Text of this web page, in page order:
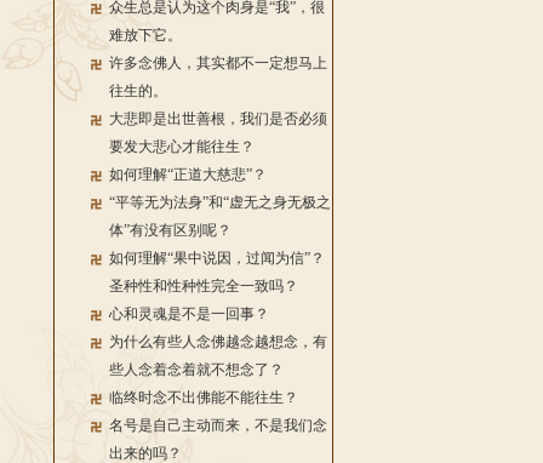
众生总是认为这个肉身是“我”，很
难放下它。
许多念佛人，其实都不一定想马上
往生的。
大悲即是出世善根，我们是否必须
要发大悲心才能往生？
如何理解“正道大慈悲”？
“平等无为法身”和“虚无之身无极之
体”有没有区别呢？
如何理解“果中说因，过闻为信”？
圣种性和性种性完全一致吗？
心和灵魂是不是一回事？
为什么有些人念佛越念越想念，有
些人念着念着就不想念了？
临终时念不出佛能不能往生？
名号是自己主动而来，不是我们念
出来的吗？